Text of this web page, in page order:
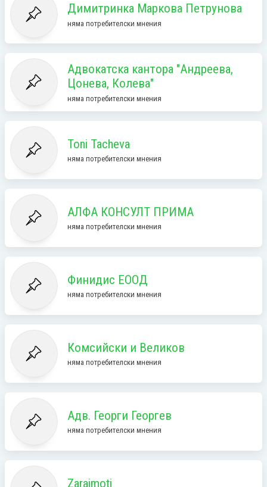
Димитринка Маркова Петрунова
няма потребителски мнения
Адвокатска кантора "Андреева,
Цонева, Колева"
няма потребителски мнения
Toni Tacheva
няма потребителски мнения
АЛФА КОНСУЛТ ПРИМА
няма потребителски мнения
Финидис ЕООД
няма потребителски мнения
Комсийски и Великов
няма потребителски мнения
Адв. Георги Георгев
няма потребителски мнения
Zaraimoti